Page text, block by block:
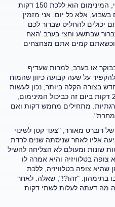
התאמנתם כלל. לדבריו, "באופן כללי, המינימום הוא ללכת 150 דקות
אלא כל יום. אני מזמין
יכולים להחליט שברור לכם
שבתשע וחצי בערב 'האח
וכשאתם קמים אתם מצחצחים
או בערב, למרות שעדיף
על שעה קבועה כיוון שהמוח
בצורה הקלה ביותר, נכון לעשות
זאת באופן תבניתי וקבוע. מובן ש-22 דקות ביום זה כביכול המינימום,
מתחילים מחמש דקות ואם
רוברט מאורר, "צעד קטן לשינוי
אליו לאחר שניסתה שנים לרדת
שונות ומעולם לא הצליחה להשיל
בטלוויזיה והיא אמרה לו
צופה בטלוויזיה, ללכת
בתימהון. "זהו?!", שאלה. לאחר
מה דעתה לעלות לשתי דקות